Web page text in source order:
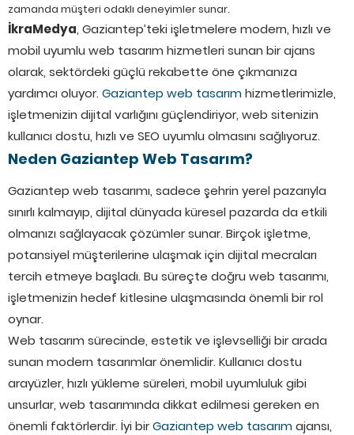
zamanda müşteri odaklı deneyimler sunar.
İkraMedya, Gaziantep’teki işletmelere modern, hızlı ve
mobil uyumlu web tasarım hizmetleri sunan bir ajans
olarak, sektördeki güçlü rekabette öne çıkmanıza
yardımcı oluyor. Gaziantep web tasarımhizmetlerimizle,
işletmenizin dijital varlığını güçlendiriyor, web sitenizin
kullanıcı dostu, hızlı ve SEO uyumlu olmasını sağlıyoruz.
Neden Gaziantep Web Tasarım?
Gaziantep web tasarımı, sadece şehrin yerel pazarıyla
sınırlı kalmayıp, dijital dünyada küresel pazarda da etkili
olmanızı sağlayacak çözümler sunar. Birçok işletme,
potansiyel müşterilerine ulaşmak için dijital mecraları
tercih etmeye başladı. Bu süreçte doğru web tasarımı,
işletmenizin hedef kitlesine ulaşmasında önemli bir rol
oynar.
Web tasarım sürecinde, estetik ve işlevselliği bir arada
sunan modern tasarımlar önemlidir. Kullanıcı dostu
arayüzler, hızlı yükleme süreleri, mobil uyumluluk gibi
unsurlar, web tasarımında dikkat edilmesi gereken en
önemli faktörlerdir. İyi birGaziantep web tasarımajansı,